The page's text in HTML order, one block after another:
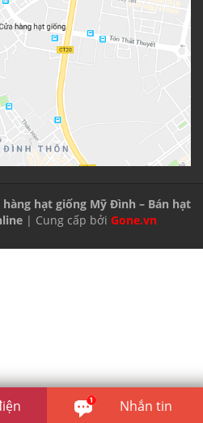
hàng hạt giống Mỹ Đình – Bán hạt
| Cung cấp bởi Gone.vn
Nhắn tin